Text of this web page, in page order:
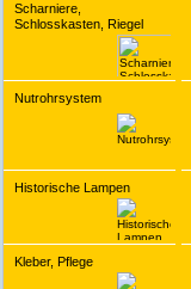
Scharniere,
Schlosskasten, Riegel
Nutrohrsystem
Historische Lampen
Kleber, Pflege